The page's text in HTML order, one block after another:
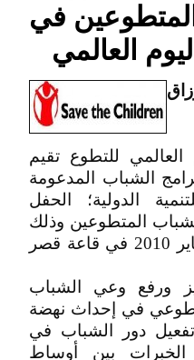
المتطوعين في
العالمي
العالمي للتطوع تقيم
الشباب المدعومة
الدولية؛ الحفل
المتطوعين وذلك
يوم الأربعاء الموافق 20 يناير 2010 في قاعة قصر
ورفع وعي الشباب
في إحداث نهضة
دور الشباب في
الخبرات بين أوساط